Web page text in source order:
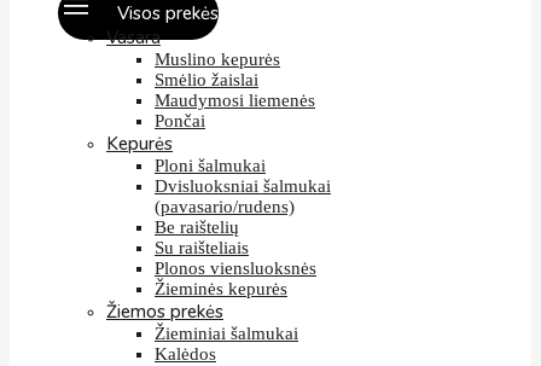
Visos prekės
Vasara
Muslino kepurės
Smėlio žaislai
Maudymosi liemenės
Pončai
Kepurės
Ploni šalmukai
Dvisluoksniai šalmukai
(pavasario/rudens)
Be raištelių
Su raišteliais
Plonos viensluoksnės
Žieminės kepurės
Žiemos prekės
Žieminiai šalmukai
Kalėdos